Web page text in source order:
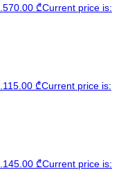
570.00 ₾Current price is:
115.00 ₾Current price is:
145.00 ₾Current price is: